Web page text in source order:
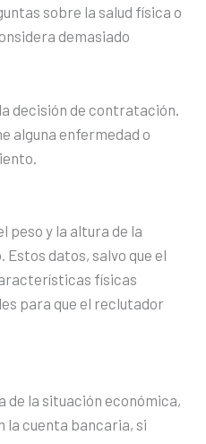
sobre la salud física o
demasiado
decisión de contratación.
alguna enfermedad o
peso y la altura de la
datos, salvo que el
físicas
para que el reclutador
de la situación económica,
la cuenta bancaria, si